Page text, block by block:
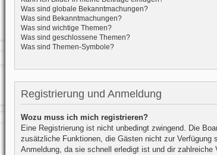
Was sind globale Bekanntmachungen?
Was sind Bekanntmachungen?
Was sind wichtige Themen?
Was sind geschlossene Themen?
Was sind Themen-Symbole?
Registrierung und Anmeldung
Wozu muss ich mich registrieren?
Eine Registrierung ist nicht unbedingt zwingend. Die
zusätzliche Funktionen, die Gästen nicht zur Verfügung
Anmeldung, da sie schnell erledigt ist und dir zahlreiche